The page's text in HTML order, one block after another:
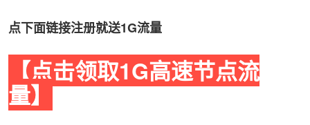
点下面链接注册就送1G流量
【点击领取1G高速节点流
量】